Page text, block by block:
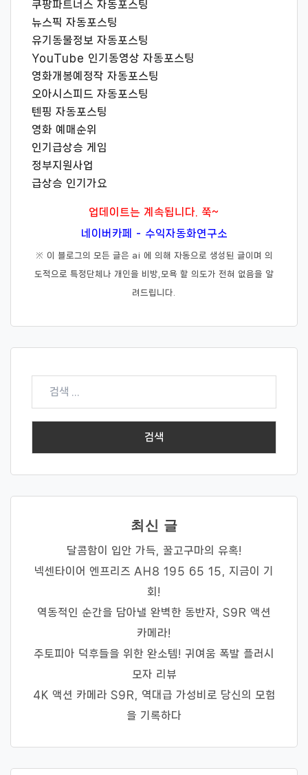
쿠팡파트너스 자동포스팅
뉴스픽 자동포스팅
유기동물정보 자동포스팅
YouTube 인기동영상 자동포스팅
영화개봉예정작 자동포스팅
오아시스피드 자동포스팅
텐핑 자동포스팅
영화 예매순위
인기급상승 게임
정부지원사업
급상승 인기가요
업데이트는 계속됩니다. 쭉~
네이버카페 - 수익자동화연구소
※ 이 블로그의 모든 글은 ai 에 의해 자동으로 생성된 글이며 의
도적으로 특정단체나 개인을 비방,모욕 할 의도가 전혀 없음을 알
려드립니다.
검
최신 글
달콤함이 입안 가득, 꿀고구마의 유혹!
넥센타이어 엔프리즈 AH8 195 65 15, 지금이 기
회!
역동적인 순간을 담아낼 완벽한 동반자, S9R 액션
카메라!
주토피아 덕후들을 위한 완소템! 귀여움 폭발 플러시
모자 리뷰
4K 액션 카메라 S9R, 역대급 가성비로 당신의 모험
을 기록하다